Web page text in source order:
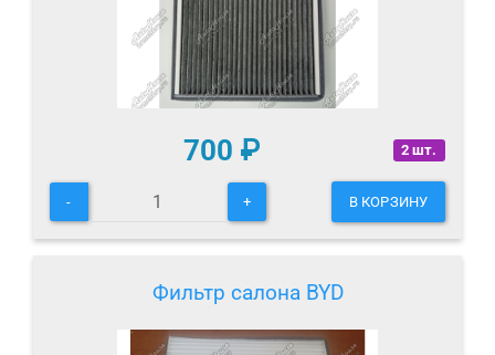
2 шт.
700 ₽
- + В КОРЗИНУ
Фильтр салона BYD